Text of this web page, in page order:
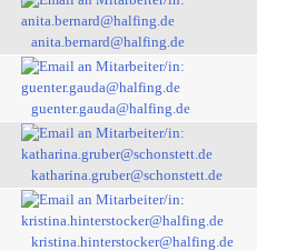
anita.bernard@halfing.de
guenter.gauda@halfing.de
katharina.gruber@schonstett.de
kristina.hinterstocker@halfing.de